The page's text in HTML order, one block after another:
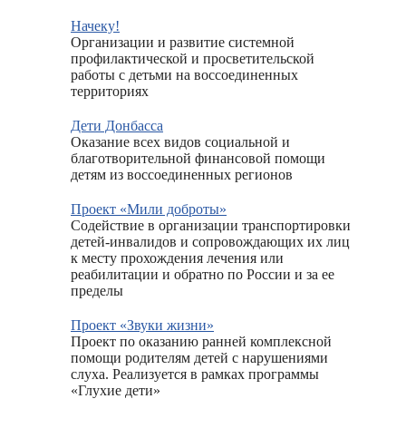
Начеку!
Организации и развитие системной
профилактической и просветительской
работы с детьми на воссоединенных
территориях
Дети Донбасса
Оказание всех видов социальной и
благотворительной финансовой помощи
детям из воссоединенных регионов
Проект «Мили доброты»
Содействие в организации транспортировки
детей-инвалидов и сопровождающих их лиц
к месту прохождения лечения или
реабилитации и обратно по России и за ее
пределы
Проект «Звуки жизни»
Проект по оказанию ранней комплексной
помощи родителям детей с нарушениями
слуха. Реализуется в рамках программы
«Глухие дети»